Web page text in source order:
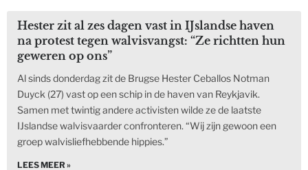
Hester zit al zes dagen vast in IJslandse haven
na protest tegen walvisvangst: “Ze richtten hun
geweren op ons”
Al sinds donderdag zit de Brugse Hester Ceballos Notman
Duyck (27) vast op een schip in de haven van Reykjavik.
Samen met twintig andere activisten wilde ze de laatste
IJslandse walvisvaarder confronteren. “Wij zijn gewoon een
groep walvisliefhebbende hippies.”
LEES MEER »